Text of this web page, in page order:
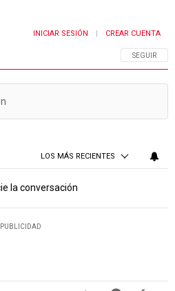
SIGA ESTA
SEGUIR
INICIAR SESIÓN CREAR CUENTA
LOS MÁS RECIENTES
la conversación
PUBLICIDAD